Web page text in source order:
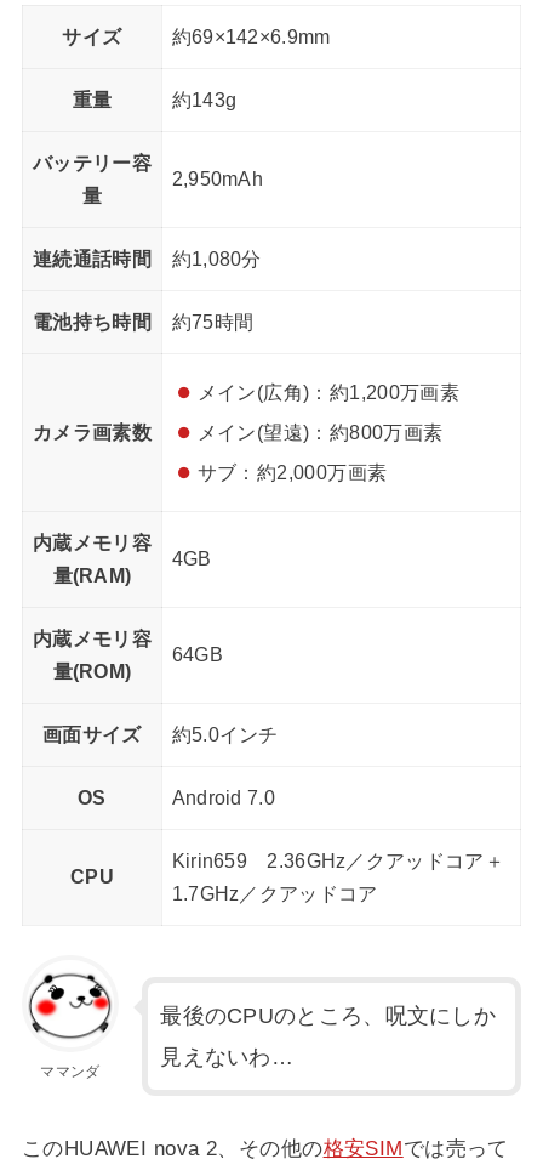
サイズ 約69×142×6.9mm
重量 約143g
バッテリー容
量
2,950mAh
連続通話時間 約1,080分
電池持ち時間 約75時間
カメラ画素数
メイン(広角)：約1,200万画素
メイン(望遠)：約800万画素
サブ：約2,000万画素
内蔵メモリ容
量(RAM)
4GB
内蔵メモリ容
量(ROM)
64GB
画面サイズ 約5.0インチ
OS Android 7.0
CPU
Kirin659 2.36GHz／クアッドコア＋
1.7GHz／クアッドコア
ママンダ
最後のCPUのところ、呪文にしか
見えないわ…
このHUAWEI nova 2、その他の格安SIMでは売って